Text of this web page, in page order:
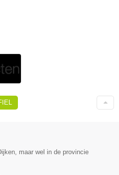
maar wel in de provincie